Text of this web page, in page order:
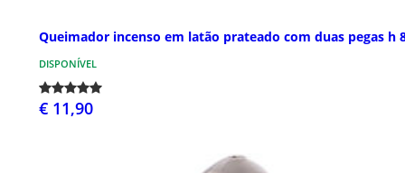
Queimador incenso em latão prateado com duas pegas h
DISPONÍVEL
€ 11,90